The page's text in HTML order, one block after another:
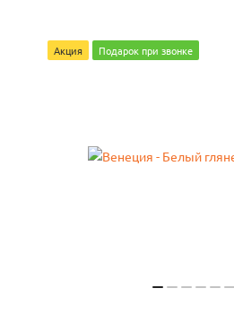
Акция Подарок при звонке